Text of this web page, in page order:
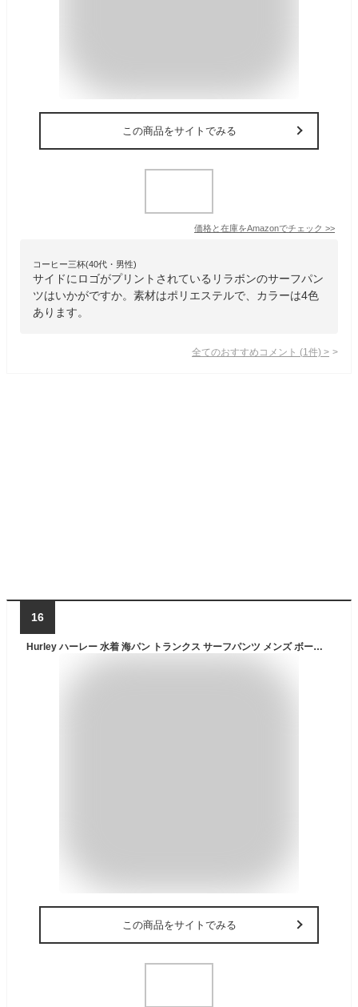
この商品をサイトでみる
価格と在庫をAmazonでチェック >>
コーヒー三杯(40代・男性)
サイドにロゴがプリントされているリラボンのサーフパン
ツはいかがですか。素材はポリエステルで、カラーは4色
あります。
全てのおすすめコメント (1 件) >
16
Hurley ハーレー 水着 海パン トランクス サーフパンツ メンズ ボードショーツ ロゴ 20インチ MBS0011000J
この商品をサイトでみる